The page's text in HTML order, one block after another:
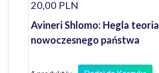
20,00 PLN
Avineri Shlomo: Hegla teoria
nowoczesnego państwa